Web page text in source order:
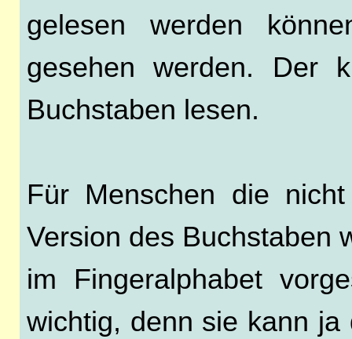
gelesen werden
gesehen werden. Der
Buchstaben lesen.
Für Menschen die
Version des Buchstaben
im Fingeralphabet
wichtig, denn sie kann